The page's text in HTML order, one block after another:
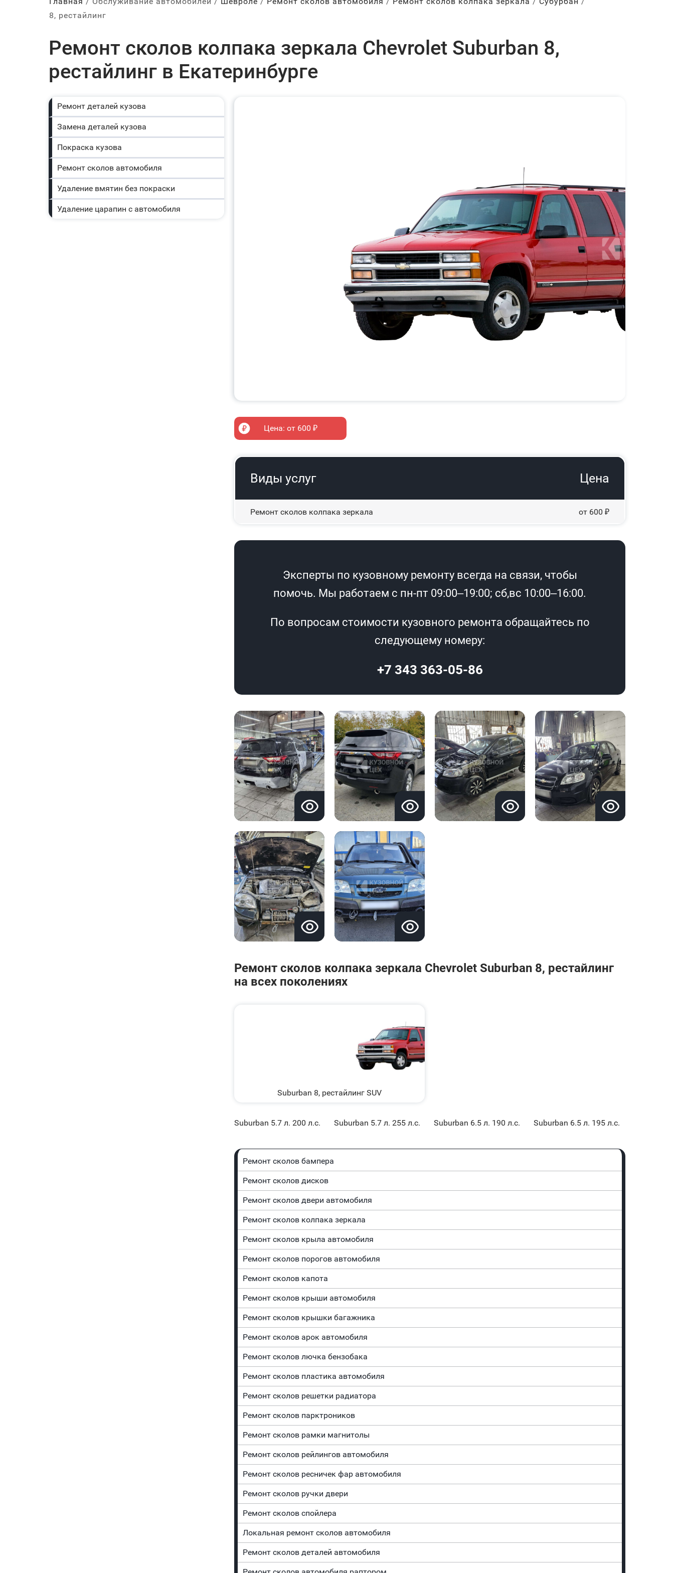
8, рестайлинг
Ремонт сколов колпака зеркала Chevrolet Suburban 8,
рестайлинг в Екатеринбурге
Цена: от 600 ₽
Виды услуг Цена
Ремонт сколов колпака зеркала от 600 ₽
Эксперты по кузовному ремонту всегда на связи, чтобы
помочь. Мы работаем с пн-пт 09:00–19:00; сб,вс 10:00–16:00.
По вопросам стоимости кузовного ремонта обращайтесь по
следующему номеру:
+7 343 363-05-86
Ремонт сколов колпака зеркала Chevrolet Suburban 8, рестайлинг
на всех поколениях
Suburban 8, рестайлинг SUV
Suburban 5.7 л. 200 л.с. Suburban 5.7 л. 255 л.с. Suburban 6.5 л. 190 л.с. Suburban 6.5 л. 195 л.с.
Ремонт сколов бампера
Ремонт сколов дисков
Ремонт сколов двери автомобиля
Ремонт сколов колпака зеркала
Ремонт сколов крыла автомобиля
Ремонт сколов порогов автомобиля
Ремонт сколов капота
Ремонт сколов крыши автомобиля
Ремонт сколов крышки багажника
Ремонт сколов арок автомобиля
Ремонт сколов лючка бензобака
Ремонт сколов пластика автомобиля
Ремонт сколов решетки радиатора
Ремонт сколов парктроников
Ремонт сколов рамки магнитолы
Ремонт сколов рейлингов автомобиля
Ремонт сколов ресничек фар автомобиля
Ремонт сколов ручки двери
Ремонт сколов спойлера
Локальная ремонт сколов автомобиля
Ремонт сколов деталей автомобиля
Ремонт деталей кузова
Замена деталей кузова
Покраска кузова
Ремонт сколов автомобиля
Удаление вмятин без покраски
Удаление царапин с автомобиля